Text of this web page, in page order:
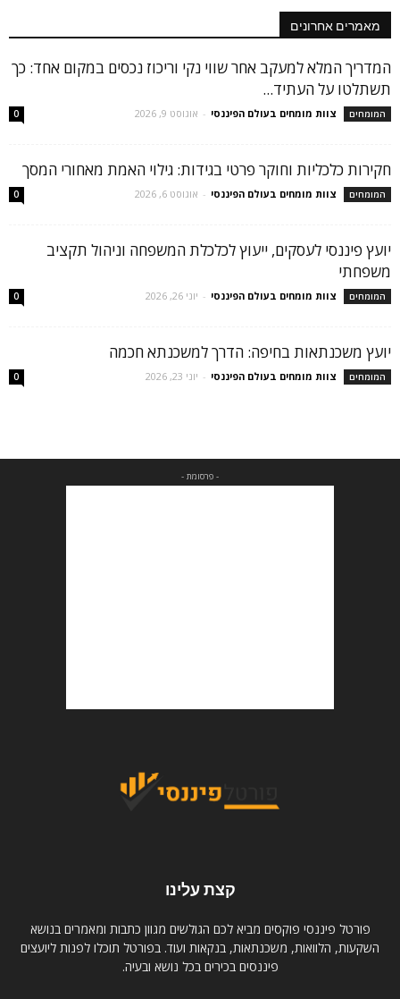
מאמרים אחרונים
המדריך המלא למעקב אחר שווי נקי וריכוז נכסים במקום אחד: כך
תשתלטו על העתיד...
המומחים צוות מומחים בעולם הפיננסי - אוגוסט 9, 2026 0
חקירות כלכליות וחוקר פרטי בגידות: גילוי האמת מאחורי המסך
המומחים צוות מומחים בעולם הפיננסי - אוגוסט 6, 2026 0
יועץ פיננסי לעסקים, ייעוץ לכלכלת המשפחה וניהול תקציב
משפחתי
המומחים צוות מומחים בעולם הפיננסי - יוני 26, 2026 0
יועץ משכנתאות בחיפה: הדרך למשכנתא חכמה
המומחים צוות מומחים בעולם הפיננסי - יוני 23, 2026 0
- פרסומת -
קצת עלינו
פורטל פיננסי פוקסים מביא לכם הגולשים מגוון כתבות ומאמרים בנושא
השקעות, הלוואות, משכנתאות, בנקאות ועוד. בפורטל תוכלו לפנות ליועצים
פיננסים בכירים בכל נושא ובעיה.